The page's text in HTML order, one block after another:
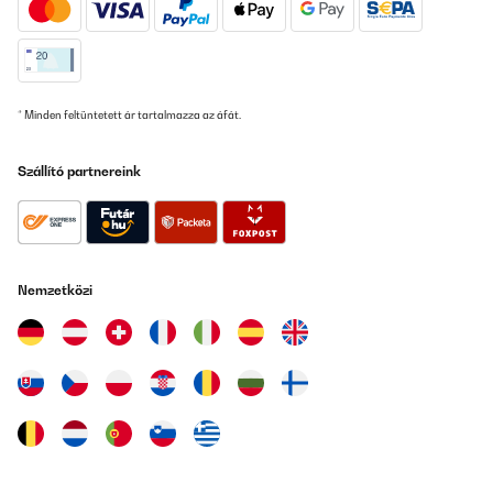
schmalen Zwischenräume außen am Einsatz sind etwas mühsam
zu reinigen und zu trocknen – da kommt man mit den Fingern
kaum richtig ran.Trotzdem bin ich insgesamt überzeugt.
Als eine Schnalle kaputtging, bekam ich blitzschnell Ersatz –
Fordítsd le
auch absolut auslaufsicher. Melone können wir noch nicht
beurteilen, wird aber auch bald getestet. Tolle Farben, unserem
Sohn gefällt es uns er kann es einfach und leicht alleine öffnen.
* Minden feltüntetett ár tartalmazza az áfát.
Szállító partnereink
Nemzetközi